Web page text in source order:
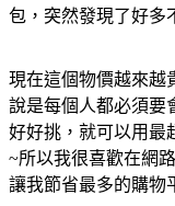
包，突然發現了好多
現在這個物價越來越
說是每個人都必須要
好好挑，就可以用最
~所以我很喜歡在網
讓我節省最多的購物